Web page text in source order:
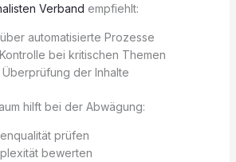
Verband empfiehlt:
automatisierte Prozesse
bei kritischen Themen
der Inhalte
hilft bei der Abwägung:
prüfen
bewerten